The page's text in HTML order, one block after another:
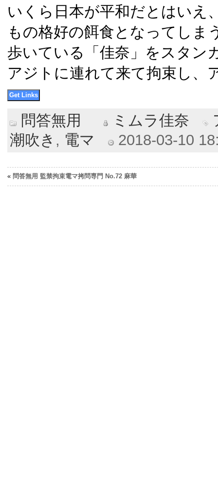
いくら日本が平和だとはいえ
もの格好の餌食となってしま
歩いている「佳奈」をスタン
アジトに連れて来て拘束し、
問答無用 ミムラ佳奈
潮吹き , 電マ 2018-03-10
« 問答無用 監禁拘束電マ拷問専門 No.72 麻華